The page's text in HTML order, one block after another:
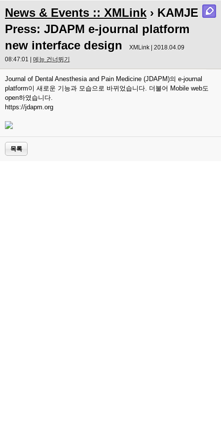
News & Events :: XMLink › KAMJE
Press: JDAPM e-journal platform
new interface design
XMLink | 2018.04.09
08:47:01 | 메뉴 건너뛰기
Journal of Dental Anesthesia and Pain Medicine (JDAPM)의 e-journal
platform이 새로운 기능과 모습으로 바뀌었습니다. 더불어 Mobile web도
open하였습니다.
https://jdapm.org
목록